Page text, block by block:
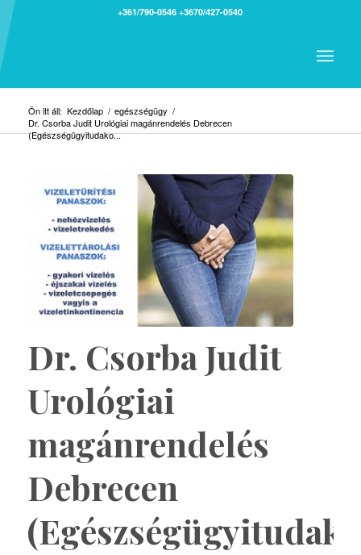
+361/790-0546 +3670/427-0540
Ön itt áll: Kezdőlap / egészségügy /
Dr. Csorba Judit Urológiai magánrendelés Debrecen
(Egészségügyitudako...
Dr. Csorba Judit
Urológiai
magánrendelés
Debrecen